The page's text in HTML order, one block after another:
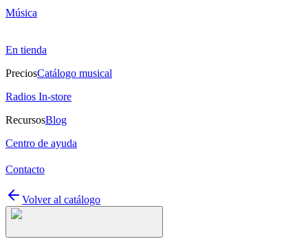
Música
En tienda
PreciosCatálogo musical
Radios In-store
RecursosBlog
Centro de ayuda
Contacto
Volver al catálogo